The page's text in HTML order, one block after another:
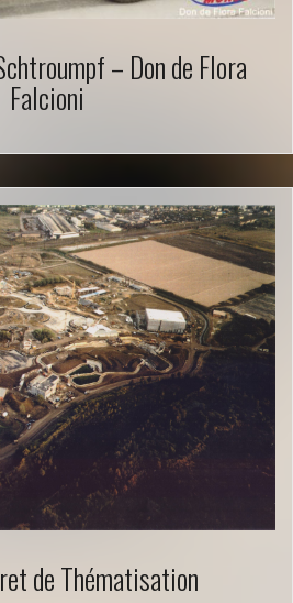
– Don de Flora
Falcioni
de Thématisation